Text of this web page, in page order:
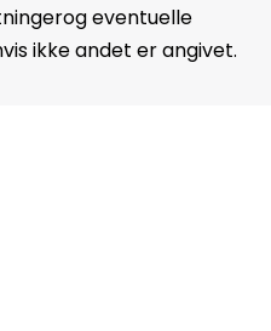
eventuelle
ikke andet er angivet.